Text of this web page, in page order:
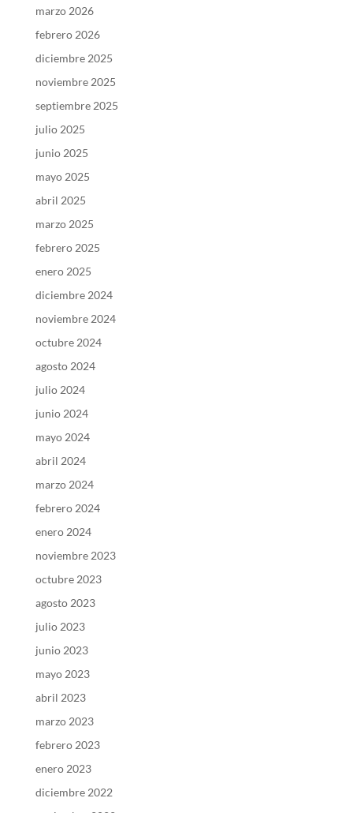
marzo 2026
febrero 2026
diciembre 2025
noviembre 2025
septiembre 2025
julio 2025
junio 2025
mayo 2025
abril 2025
marzo 2025
febrero 2025
enero 2025
diciembre 2024
noviembre 2024
octubre 2024
agosto 2024
julio 2024
junio 2024
mayo 2024
abril 2024
marzo 2024
febrero 2024
enero 2024
noviembre 2023
octubre 2023
agosto 2023
julio 2023
junio 2023
mayo 2023
abril 2023
marzo 2023
febrero 2023
enero 2023
diciembre 2022